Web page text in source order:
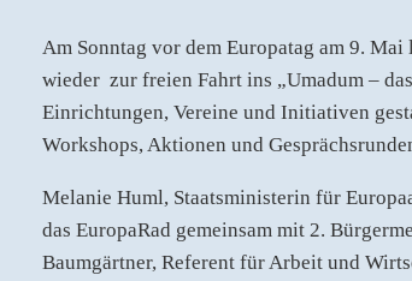
Am Sonntag vor dem Europatag am 9.
wieder zur freien Fahrt ins „Umadum –
Einrichtungen, Vereine und Initiativen
Workshops, Aktionen und
Melanie Huml, Staatsministerin für
das EuropaRad gemeinsam mit 2.
Baumgärtner, Referent für Arbeit und